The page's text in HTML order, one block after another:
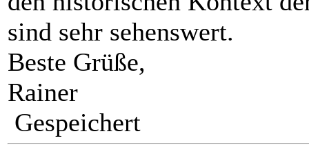
sind sehr sehenswert.
Beste Grüße,
Rainer
Gespeichert